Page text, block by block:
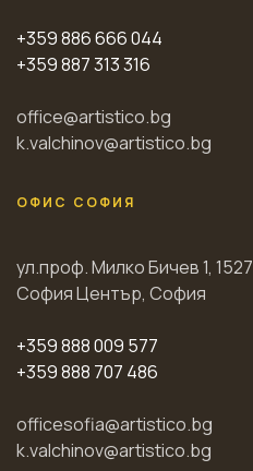
+359 886 666 044
+359 887 313 316
office@artistico.bg
k.valchinov@artistico.bg
ОФИС СОФИЯ
ул.проф. Милко Бичев 1, 1527
София Център, София
+359 888 009 577
+359 888 707 486
officesofia@artistico.bg
k.valchinov@artistico.bg